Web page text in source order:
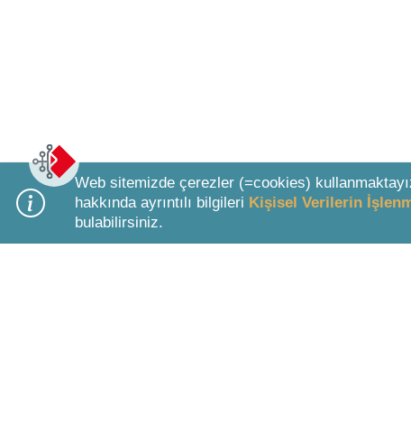
Bottom Search Toolbar Highlight Text
Web sitemizde çerezler (=cookies)
hakkında ayrıntılı bilgileri Kişisel Verilerin
bulabilirsiniz.